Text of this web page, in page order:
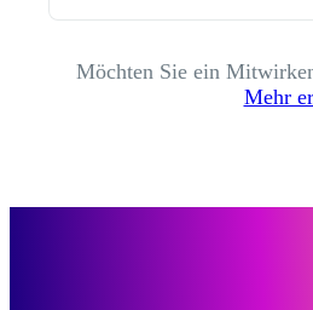
Möchten Sie ein
Mehr